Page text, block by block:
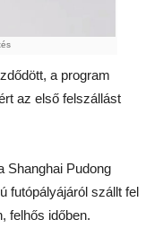
a program
az első felszállást
Shanghai Pudong
futópályájáról szállt fel
felhős időben.